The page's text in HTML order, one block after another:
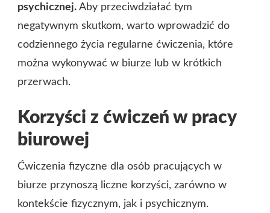
psychicznej. Aby przeciwdziałać tym
negatywnym skutkom, warto wprowadzić do
codziennego życia regularne ćwiczenia, które
można wykonywać w biurze lub w krótkich
przerwach.
Korzyści z ćwiczeń w pracy
biurowej
Ćwiczenia fizyczne dla osób pracujących w
biurze przynoszą liczne korzyści, zarówno w
kontekście fizycznym, jak i psychicznym.